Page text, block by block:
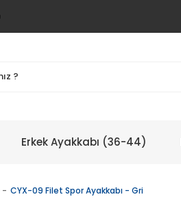
Erkek Ayakkabı (36-44)
CYX-09 Filet Spor Ayakkabı - Gri